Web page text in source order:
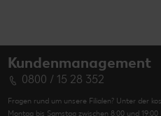
Kundenmanagement
0800 / 15 28 352
Fragen rund um unsere Filialen? Unter der
Montag bis Samstag zwischen 8:00 und